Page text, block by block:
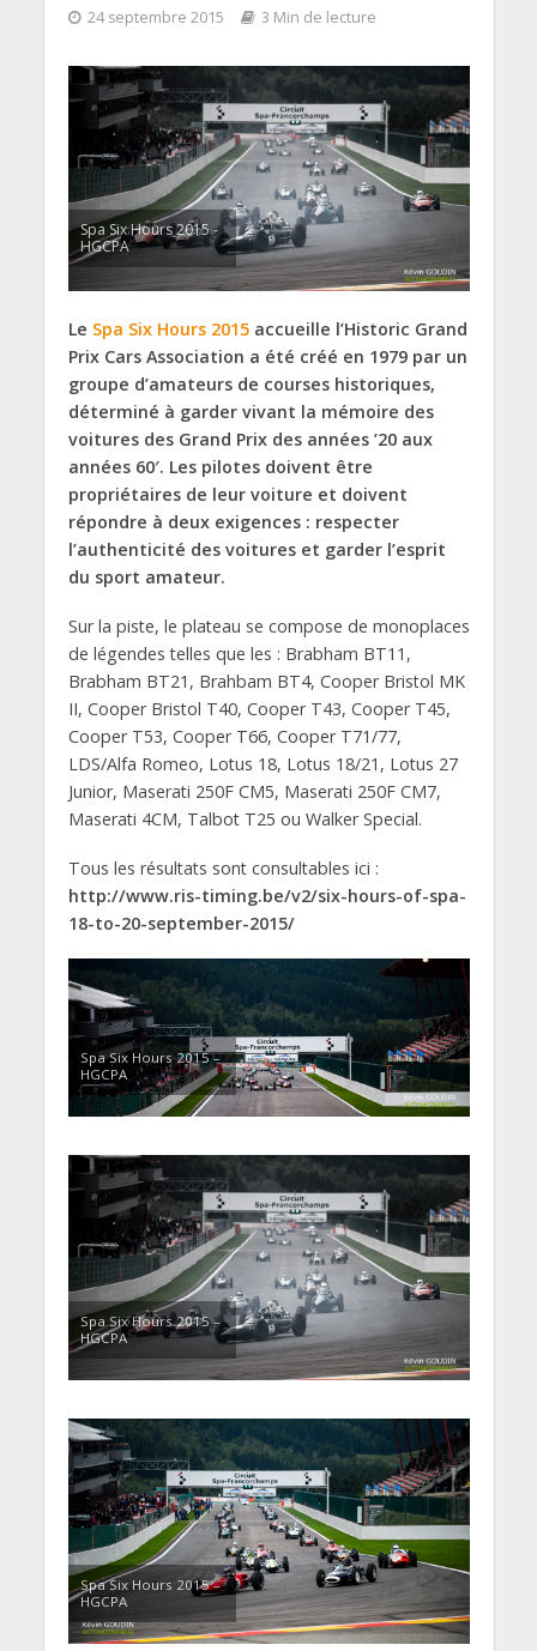
24 septembre 2015 3 Min de lecture
Spa Six Hours 2015 -
HGCPA
Le Spa Six Hours 2015accueille l’Historic Grand
Prix Cars Association a été créé en 1979 par un
groupe d’amateurs de courses historiques,
déterminé à garder vivant la mémoire des
voitures des Grand Prix des années ’20 aux
années 60′. Les pilotes doivent être
propriétaires de leur voiture et doivent
répondre à deux exigences : respecter
l’authenticité des voitures et garder l’esprit
du sport amateur.
Sur la piste, le plateau se compose de monoplaces
de légendes telles que les : Brabham BT11,
Brabham BT21, Brahbam BT4, Cooper Bristol MK
II, Cooper Bristol T40, Cooper T43, Cooper T45,
Cooper T53, Cooper T66, Cooper T71/77,
LDS/Alfa Romeo, Lotus 18, Lotus 18/21, Lotus 27
Junior, Maserati 250F CM5, Maserati 250F CM7,
Maserati 4CM, Talbot T25 ou Walker Special.
Tous les résultats sont consultables ici :
http://www.ris-timing.be/v2/six-hours-of-spa-
18-to-20-september-2015/
Spa Six Hours 2015 –
HGCPA
Spa Six Hours 2015 –
HGCPA
Spa Six Hours 2015 –
HGCPA